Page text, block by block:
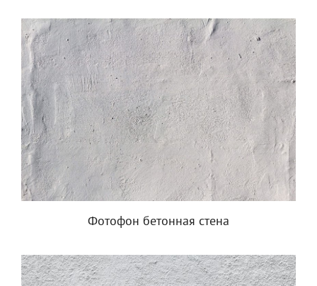
Фотофон бетонная стена